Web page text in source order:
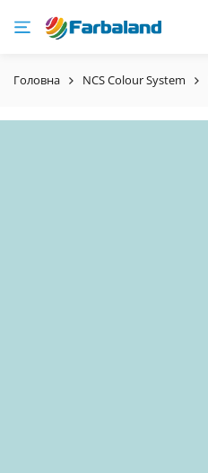
Головна NCS Colour System